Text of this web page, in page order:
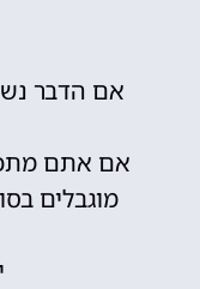
אם הדבר
מוגבלים